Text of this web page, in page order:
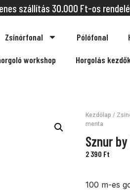
szállítás 30.000 Ft-os
Zsinórfonal Pólófonal
workshop Horgolás
Kezdőlap /
menta
Sznur
2 390 Ft
100 m-es